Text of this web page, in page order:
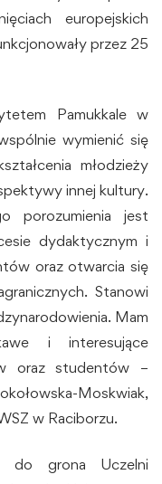
europejskich
przez 25
Pamukkale w
wymienić się
młodzieży
innej kultury.
porozumienia jest
dydaktycznym i
oraz otwarcia się
Stanowi
Mam
i interesujące
oraz studentów –
Moskwiak,
w Raciborzu.
do grona Uczelni